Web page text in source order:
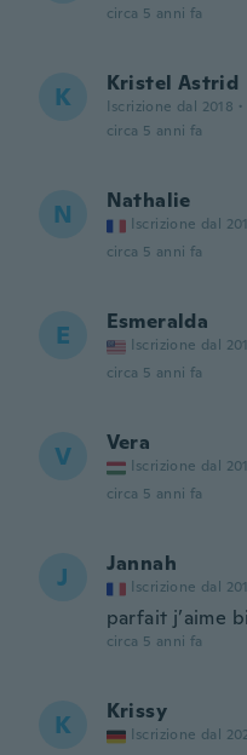
circa 5 anni fa
K Kristel Astrid
Iscrizione dal 2018 ·
circa 5 anni fa
N Nathalie
Iscrizione dal
circa 5 anni fa
E Esmeralda
Iscrizione dal
circa 5 anni fa
V Vera
Iscrizione dal
circa 5 anni fa
J Jannah
Iscrizione dal
parfait j’aime
circa 5 anni fa
K Krissy
Iscrizione dal